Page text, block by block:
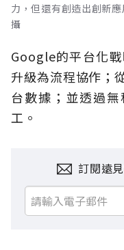
力，但還有創造出創新
攝
Google的平台化
升級為流程協作；
台數據；並透過
工。
訂閱遠